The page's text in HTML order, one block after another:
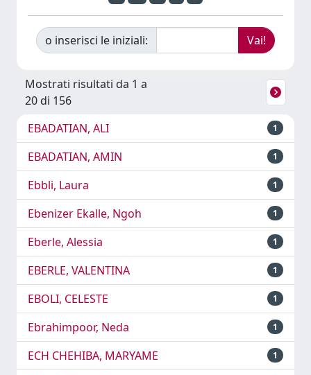
o inserisci le iniziali:
Mostrati risultati da 1 a
20 di 156
EBADATIAN, ALI
1
EBADATIAN, AMIN 1
Ebbli, Laura 1
Ebenizer Ekalle, Ngoh 1
Eberle, Alessia 1
EBERLE, VALENTINA 1
EBOLI, CELESTE 1
Ebrahimpoor, Neda 1
ECH CHEHIBA, MARYAME 1